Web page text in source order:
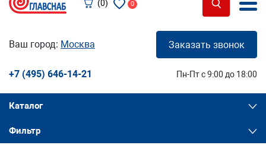
(0) 0
Ваш город: Москва Заказать звонок
+7 (495) 646-14-21 Пн-Пт с 9:00 до 18:00
Каталог
Фильтр